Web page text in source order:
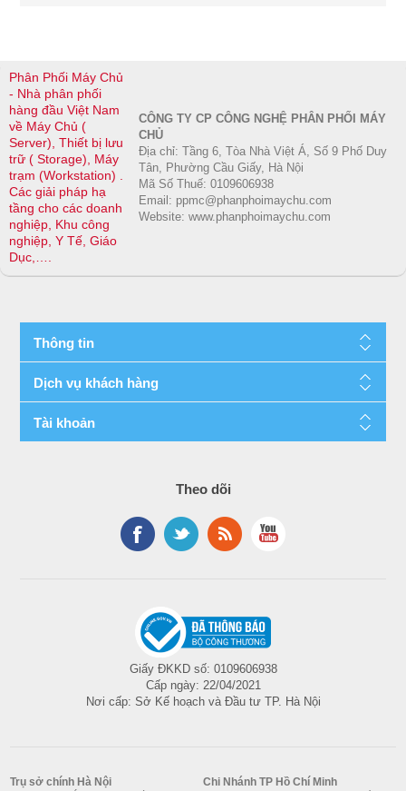
Phân Phối Máy Chủ
- Nhà phân phối
hàng đầu Việt Nam
về Máy Chủ (
Server), Thiết bị lưu
trữ ( Storage), Máy
trạm (Workstation) .
Các giải pháp hạ
tầng cho các doanh
nghiệp, Khu công
nghiệp, Y Tế, Giáo
Dục,….
CÔNG TY CP CÔNG NGHỆ PHÂN PHỐI MÁY
CHỦ
Địa chỉ: Tầng 6, Tòa Nhà Việt Á, Số 9 Phố Duy
Tân, Phường Cầu Giấy, Hà Nội
Mã Số Thuế: 0109606938
Email: ppmc@phanphoimaychu.com
Website: www.phanphoimaychu.com
Thông tin
Dịch vụ khách hàng
Tài khoản
Theo dõi
Giấy ĐKKD số: 0109606938
Cấp ngày: 22/04/2021
Nơi cấp: Sở Kế hoạch và Đầu tư TP. Hà Nội
Trụ sở chính Hà Nội
Chi Nhánh TP Hồ Chí Minh